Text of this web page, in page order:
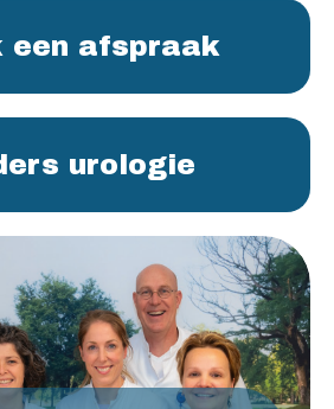
een afspraak
urologie